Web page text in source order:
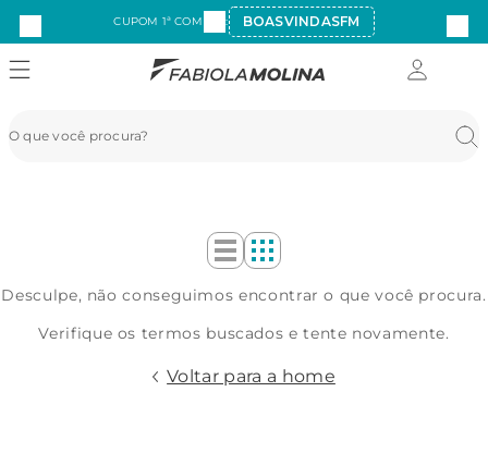
CUPOM 1ª COMPRA: BOASVINDASFM
Desculpe, não conseguimos encontrar o que você procura.
Verifique os termos buscados e tente novamente.
Voltar para a home